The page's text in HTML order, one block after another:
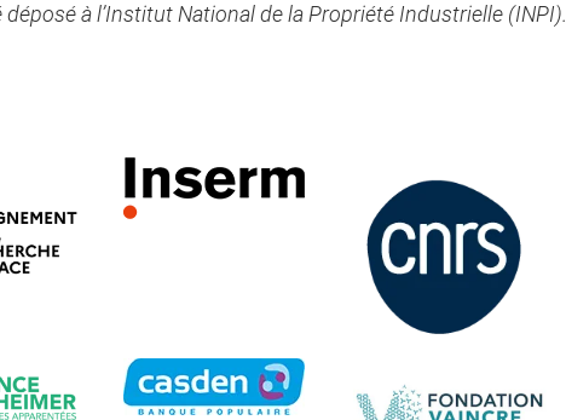
déposé à l’Institut National de la Propriété Industrielle (INPI).